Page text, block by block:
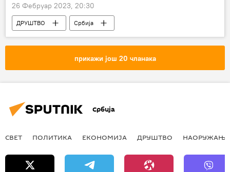
26 Фебруар 2023, 20:30
ДРУШТВО
Србија
Србија – друштво
Друштво
прикажи још 20 чланака
Србија
СВЕТ ПОЛИТИКА ЕКОНОМИЈА ДРУШТВО НАОРУЖАЊЕ